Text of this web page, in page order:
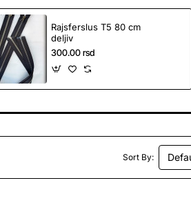
Rajsferslus T5 80 cm
deljiv
300.00 rsd
Sort By: